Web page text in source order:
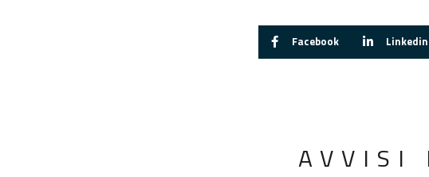
Facebook Linkedin
AVVISI